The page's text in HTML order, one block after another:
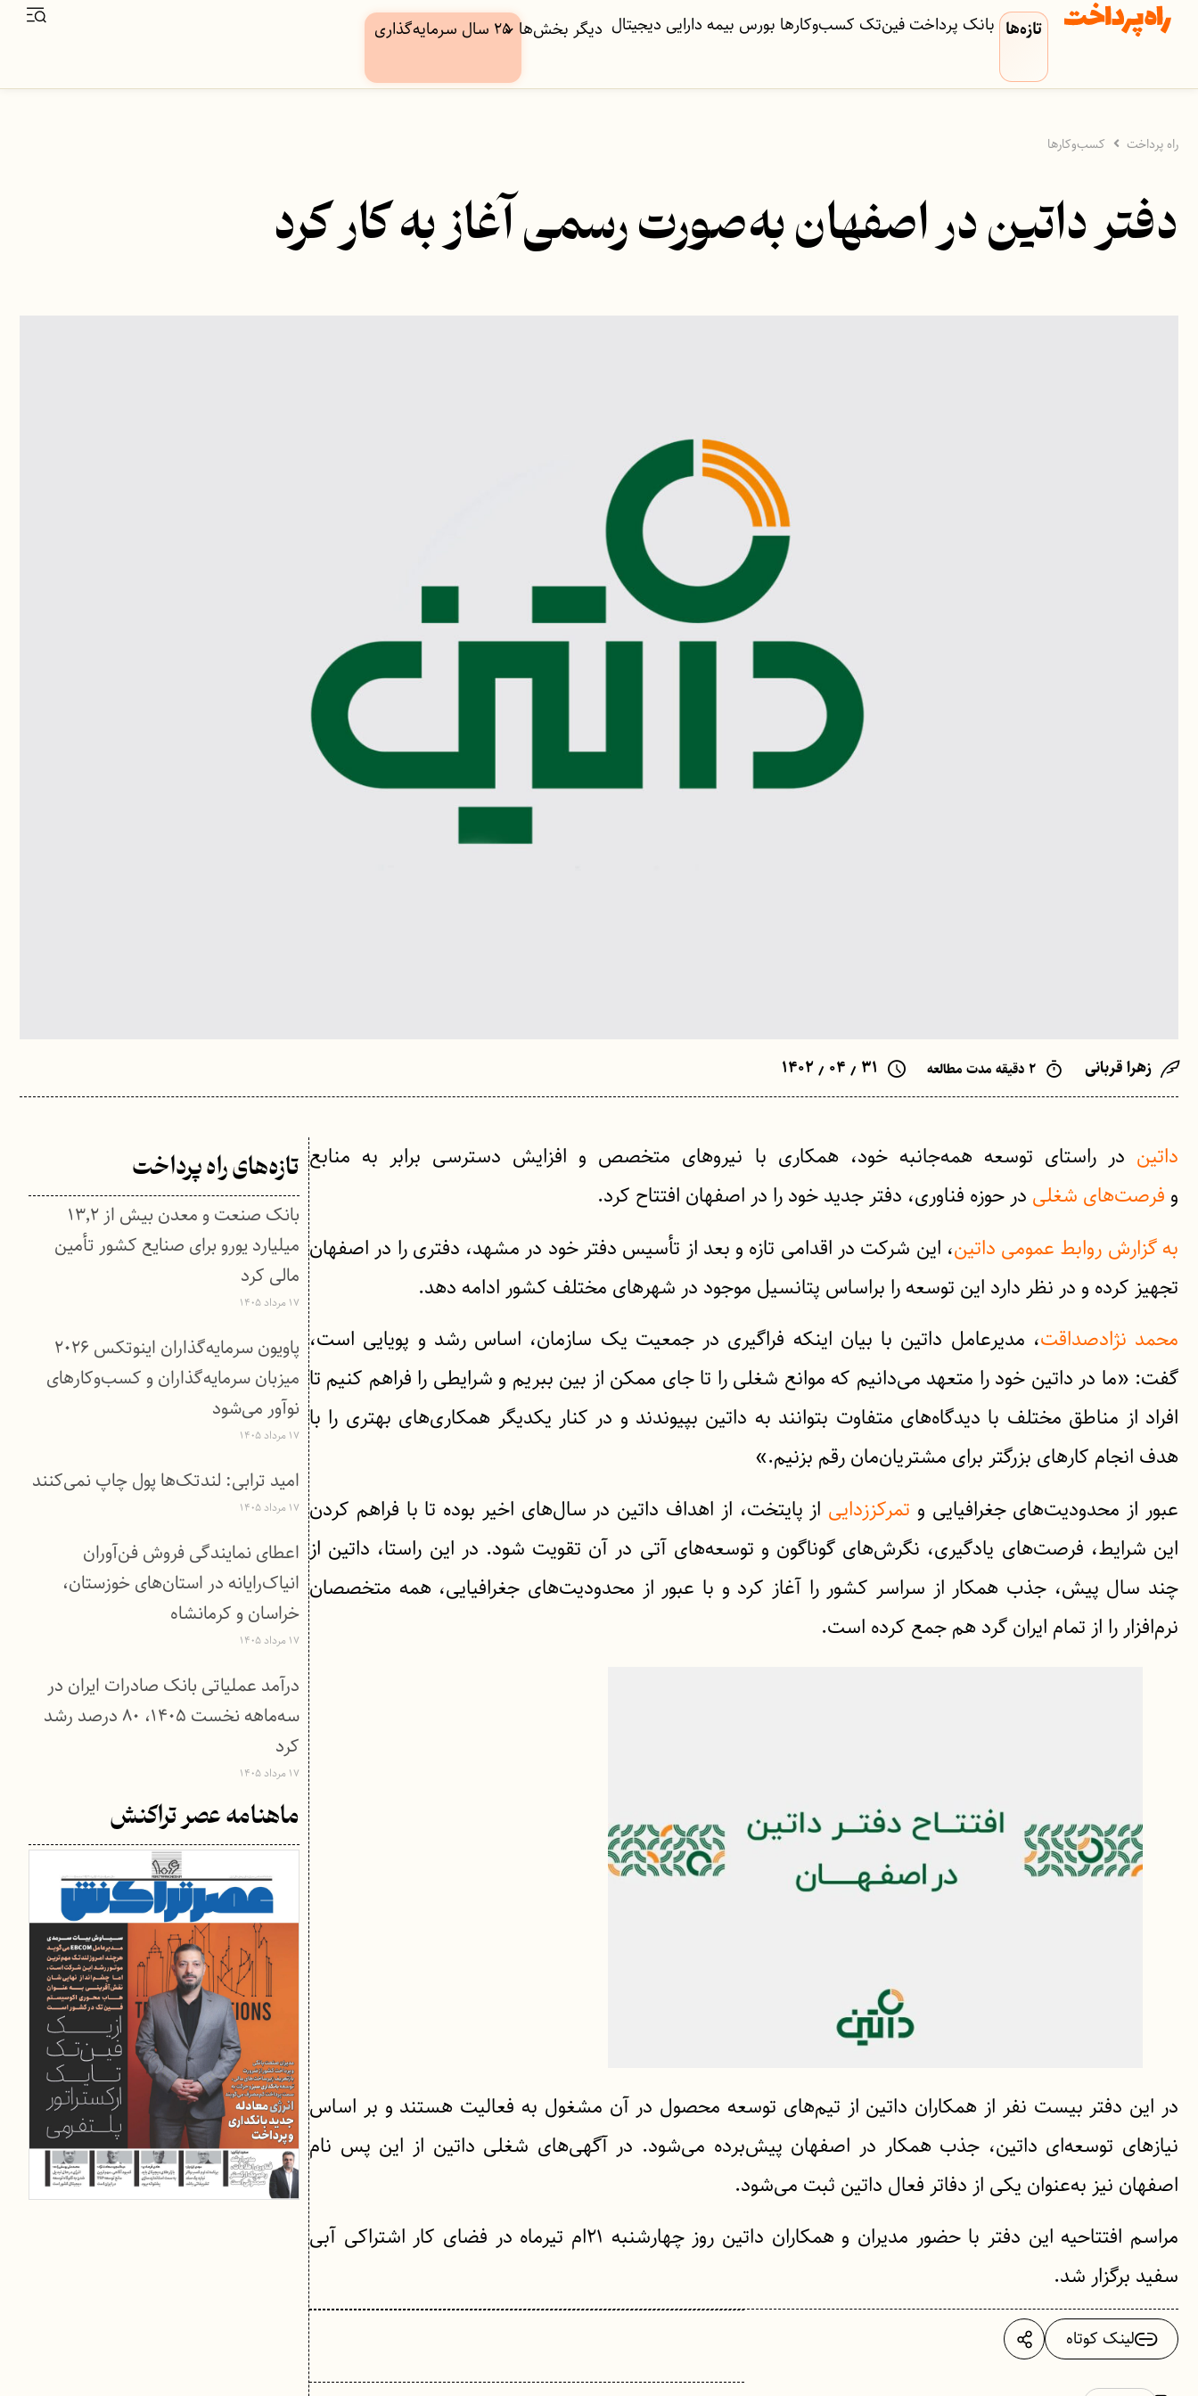
تازه‌ها بانک پرداختفین‌تک کسب‌وکار‌ها بورس بیمهدارایی دیجیتال دیگر بخش‌ها ۲۵ سال سرمایه‌گذاری
راه پرداخت کسب‌وکارها
دفتر داتین در اصفهان به‌صورت رسمی آغاز به کار کرد
زهرا قربانی ۲ دقیقه مدت مطالعه ۳۱ ٫ ۰۴ ٫ ۱۴۰۲
داتین در راستای توسعه همه‌جانبه خود، همکاری با نیروهای متخصص و افزایش دسترسی‌ برابر به منابع
وفرصت‌های شغلی در حوزه فناوری، دفتر جدید خود را در اصفهان افتتاح کرد.
به گزارش روابط عمومی داتین، این شرکت در اقدامی تازه و بعد از تأسیس دفتر خود در مشهد، دفتری را در اصفهان
تجهیز کرده و در نظر دارد این توسعه را براساس پتانسیل موجود در شهرهای مختلف کشور ادامه دهد.
محمد نژادصداقت، مدیرعامل داتین با بیان اینکه فراگیری در جمعیت یک سازمان، اساس رشد و پویایی است،
گفت: «ما در داتین خود را متعهد می‌دانیم که موانع شغلی را تا جای ممکن از بین ببریم و شرایطی را فراهم کنیم تا
افراد از مناطق مختلف با دیدگاه‌های متفاوت بتوانند به داتین بپیوندند و در کنار یکدیگر همکاری‌های بهتری را با
هدف انجام کارهای بزرگتر برای مشتریان‌مان رقم بزنیم.»
عبور از محدودیت‌های جغرافیایی و تمرکززدایی از پایتخت، از اهداف داتین در سال‌های اخیر بوده تا با فراهم کردن
این شرایط، فرصت‌های یادگیری، نگرش‌های گوناگون و توسعه‌های آتی در آن تقویت شود. در این راستا، داتین از
چند سال پیش، جذب همکار از سراسر کشور را آغاز کرد و با عبور از محدودیت‌های جغرافیایی، همه متخصصان
نرم‌افزار را از تمام ایران گرد هم جمع کرده است.
در این دفتر بیست نفر از همکاران داتین از تیم‌های توسعه محصول در آن مشغول به فعالیت هستند و بر اساس
نیازهای توسعه‌ای داتین، جذب همکار در اصفهان پیش‌برده می‌شود. در آگهی‌های شغلی داتین از این پس نام
اصفهان نیز به‌عنوان یکی از دفاتر فعال داتین ثبت می‌شود.
مراسم افتتاحیه این دفتر با حضور مدیران و همکاران داتین روز چهارشنبه ۲۱ام تیرماه در فضای کار اشتراکی آبی
سفید برگزار شد.
لینک کوتاه
تازه‌های راه پرداخت
بانک صنعت و معدن بیش از ۱۳٬۲
میلیارد یورو برای صنایع کشور تأمین
مالی کرد
۱۷ مرداد ۱۴۰۵
پاویون سرمایه‌گذاران اینوتکس ۲۰۲۶
میزبان سرمایه‌گذاران و کسب‌وکارهای
نوآور می‌شود
۱۷ مرداد ۱۴۰۵
امید ترابی: لندتک‌ها پول چاپ نمی‌کنند
۱۷ مرداد ۱۴۰۵
اعطای نمایندگی فروش فن‌آوران
انیاک‌رایانه در استان‌های خوزستان،
خراسان و کرمانشاه
۱۷ مرداد ۱۴۰۵
درآمد عملیاتی بانک صادرات ایران در
سه‌ماهه نخست ۱۴۰۵، ۸۰ درصد رشد
کرد
۱۷ مرداد ۱۴۰۵
ماهنامه عصر تراکنش